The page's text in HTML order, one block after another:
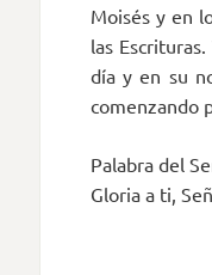
Moisés y en
las
día y en su
comenzando
Palabra del
Gloria a ti,